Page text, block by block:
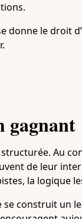
donne le droit
gagnant
Au
de leur
la logique
construit un